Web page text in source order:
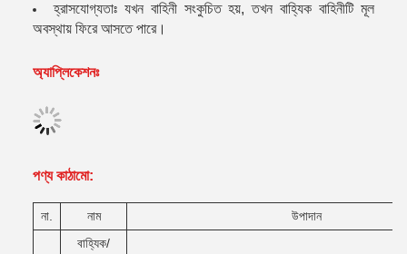
হ্রাসযোগ্যতাঃ যখন বাহিনী সংকুচিত হয়, তখন বাহ্যিক বাহিনীটি মূল
অবস্থায় ফিরে আসতে পারে।
অ্যাপ্লিকেশনঃ
পণ্য কাঠামো:
না. নাম
উপাদান
বাহ্যিক/